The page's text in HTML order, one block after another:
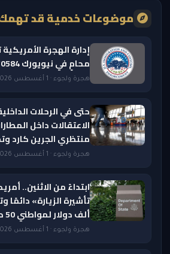
موضوعات خدمية قد
إدارة الهجرة
محامٍ في نيويورك 470584 دولاراً
هجرة ولجوء · 1 أغسطس 2026 — 7:10 PM
الاعتقالات داخل
منتظري الجرين كارد
هجرة ولجوء · 1 أغسطس 2026 — 12:51 PM
ابتداءً من الاثنين..
ألف دولار لمواطني 50 دولة
هجرة ولجوء · 1 أغسطس 2026 — 9:23 AM